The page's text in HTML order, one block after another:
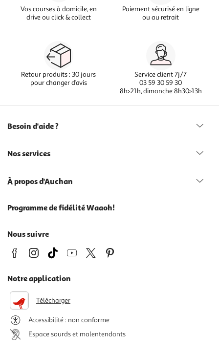
Vos courses à domicile, en
drive ou click & collect
Paiement sécurisé en ligne
ou au retrait
Retour produits : 30 jours
pour changer d’avis
Service client 7j/7
03 59 30 59 30
8h>21h, dimanche 8h30>13h
Besoin d'aide ?
Nos services
À propos d'Auchan
Programme de fidélité Waaoh!
Nous suivre
Notre application
Télécharger
Accessibilité : non conforme
Espace sourds et malentendants